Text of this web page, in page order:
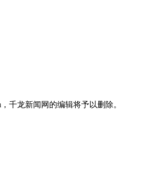
千龙新闻网的编辑将予以删除。